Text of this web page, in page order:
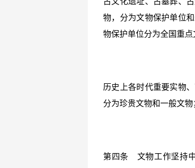
物，分为文物保护单位
物保护单位分为全国重
历史上各时代重要实物
分为珍贵文物和一般文
第四条 文物工作坚持